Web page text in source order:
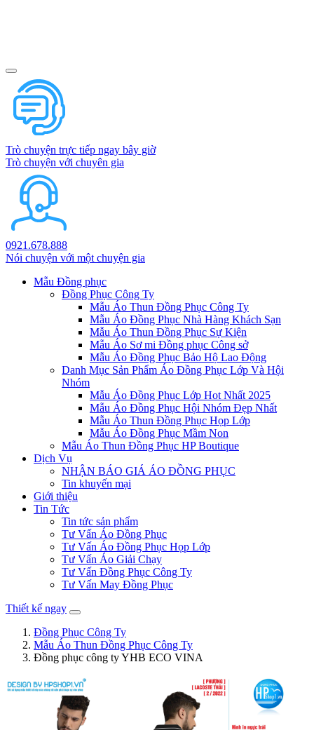
Trò chuyện trực tiếp ngay bây giờ
Trò chuyện với chuyên gia
0921.678.888
Nói chuyện với một chuyện gia
Mẫu Đồng phục
Đồng Phục Công Ty
Mẫu Áo Thun Đồng Phục Công Ty
Mẫu Áo Đồng Phục Nhà Hàng Khách Sạn
Mẫu Áo Thun Đồng Phục Sự Kiện
Mẫu Áo Sơ mi Đồng phục Công sở
Mẫu Áo Đồng Phục Bảo Hộ Lao Động
Danh Mục Sản Phẩm Áo Đồng Phục Lớp Và Hội
Nhóm
Mẫu Áo Đồng Phục Lớp Hot Nhất 2025
Mẫu Áo Đồng Phục Hội Nhóm Đẹp Nhất
Mẫu Áo Thun Đồng Phục Họp Lớp
Mẫu Áo Đồng Phục Mầm Non
Mẫu Áo Thun Đồng Phục HP Boutique
Dịch Vụ
NHẬN BÁO GIÁ ÁO ĐỒNG PHỤC
Tin khuyến mại
Giới thiệu
Tin Tức
Tin tức sản phẩm
Tư Vấn Áo Đồng Phục
Tư Vấn Áo Đồng Phục Họp Lớp
Tư Vấn Áo Giải Chạy
Tư Vấn Đồng Phục Công Ty
Tư Vấn May Đồng Phục
Thiết kế ngay
Đồng Phục Công Ty
Mẫu Áo Thun Đồng Phục Công Ty
Đồng phục công ty YHB ECO VINA